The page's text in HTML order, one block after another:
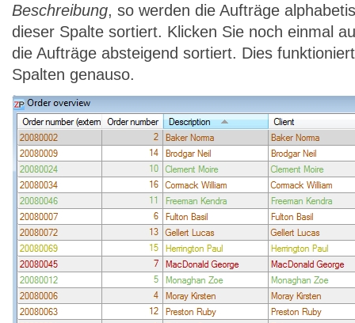
Beschreibung, so werden die Aufträge
dieser Spalte sortiert. Klicken Sie noch einmal
die Aufträge absteigend sortiert. Dies
Spalten genauso.